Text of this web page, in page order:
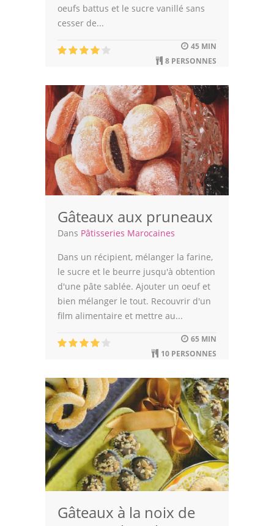
oeufs battus et le sucre vanillé sans
cesser de...
45 MIN
8 PERSONNES
Gâteaux aux pruneaux
Dans Pâtisseries Marocaines
Dans un récipient, mélanger la farine,
le sucre et le beurre jusqu'à obtention
d'une pâte sablée. Ajouter un oeuf et
bien mélanger le tout. Recouvrir d'un
film alimentaire et mettre au...
65 MIN
10 PERSONNES
Gâteaux à la noix de